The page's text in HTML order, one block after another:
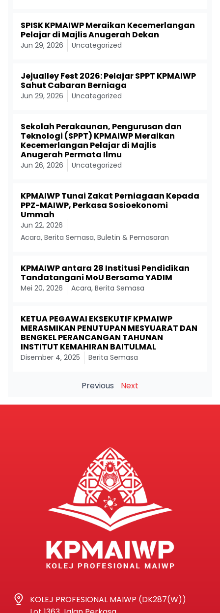
SPISK KPMAIWP Meraikan Kecemerlangan
Pelajar di Majlis Anugerah Dekan
Jun 29, 2026 Uncategorized
Jejualley Fest 2026: Pelajar SPPT KPMAIWP
Sahut Cabaran Berniaga
Jun 29, 2026 Uncategorized
Sekolah Perakaunan, Pengurusan dan
Teknologi (SPPT) KPMAIWP Meraikan
Kecemerlangan Pelajar di Majlis
Anugerah Permata Ilmu
Jun 26, 2026 Uncategorized
KPMAIWP Tunai Zakat Perniagaan Kepada
PPZ-MAIWP, Perkasa Sosioekonomi
Ummah
Jun 22, 2026
Acara, Berita Semasa, Buletin & Pemasaran
KPMAIWP antara 28 Institusi Pendidikan
Tandatangani MoU Bersama YADIM
Mei 20, 2026 Acara, Berita Semasa
KETUA PEGAWAI EKSEKUTIF KPMAIWP
MERASMIKAN PENUTUPAN MESYUARAT DAN
BENGKEL PERANCANGAN TAHUNAN
INSTITUT KEMAHIRAN BAITULMAL
Disember 4, 2025 Berita Semasa
Previous Next
KOLEJ PROFESIONAL MAIWP (DK287(W))